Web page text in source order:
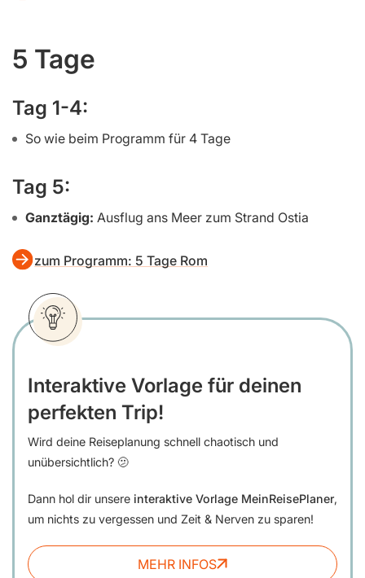
5 Tage
Tag 1-4:
So wie beim Programm für 4 Tage
Tag 5:
Ganztägig: Ausflug ans Meer zum Strand Ostia
zum Programm: 5 Tage Rom
Interaktive Vorlage für deinen
perfekten Trip!
Wird deine Reiseplanung schnell chaotisch und
unübersichtlich? 🫤
Dann hol dir unsere interaktive Vorlage MeinReisePlaner,
um nichts zu vergessen und Zeit & Nerven zu sparen!
MEHR INFOS